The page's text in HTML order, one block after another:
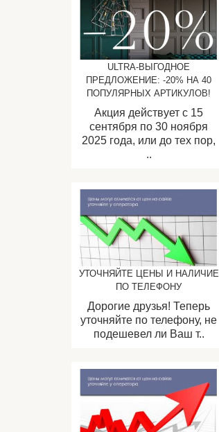
ULTRA-ВЫГОДНОЕ
ПРЕДЛОЖЕНИЕ: -20% НА 40
ПОПУЛЯРНЫХ АРТИКУЛОВ!
Акция действует с 15
сентября по 30 ноября
2025 года, или до тех пор,
..
УТОЧНЯЙТЕ ЦЕНЫ И НАЛИЧИЕ
ПО ТЕЛЕФОНУ
Дорогие друзья! Теперь
уточняйте по телефону, не
подешевел ли Ваш т..